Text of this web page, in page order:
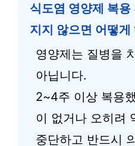
식도염 영양제 복
지지 않으면 어떻게
영양제는 질병을
아닙니다.
2~4주 이상 복용
이 없거나 오히려
중단하고 반드시